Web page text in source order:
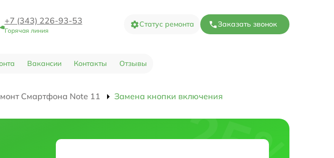
+7 (343) 226-93-53
Горячая линия
Статус ремонта Заказать звонок
Вакансии Контакты Отзывы
Смартфона Note 11 Замена кнопки включения